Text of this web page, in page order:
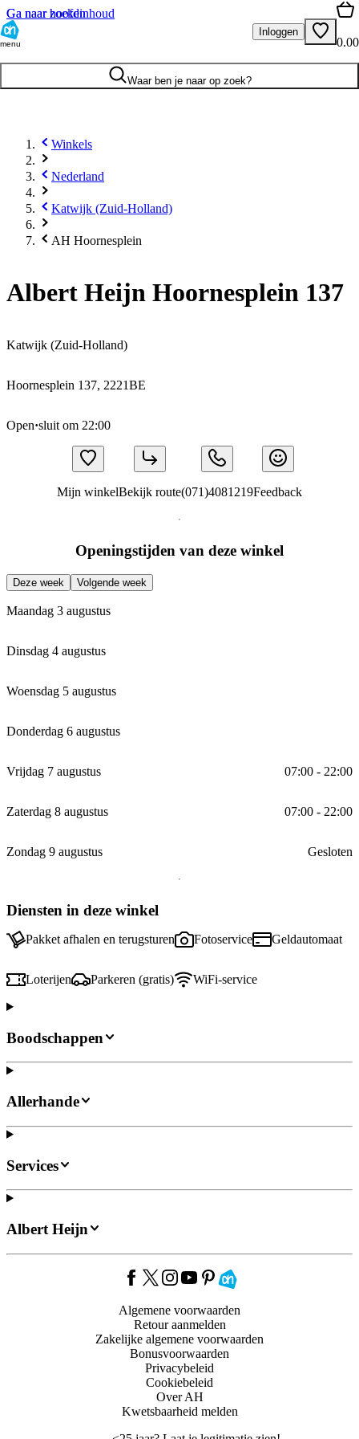
Ga naar hoofdinhoud
Ga naar zoeken
menu
Inloggen
0.00
Waar ben je naar op zoek?
Winkels
Nederland
Katwijk (Zuid-Holland)
AH Hoornesplein
Albert Heijn Hoornesplein 137
Katwijk (Zuid-Holland)
Hoornesplein 137, 2221BE
Open·sluit om 22:00
Mijn winkelBekijk route(071)4081219Feedback
Openingstijden van deze winkel
Deze week Volgende week
Maandag 3 augustus
Dinsdag 4 augustus
Woensdag 5 augustus
Donderdag 6 augustus
Vrijdag 7 augustus 07:00 - 22:00
Zaterdag 8 augustus 07:00 - 22:00
Zondag 9 augustus Gesloten
Diensten in deze winkel
Pakket afhalen en terugsturen Fotoservice Geldautomaat
Loterijen Parkeren (gratis) WiFi-service
Boodschappen
Allerhande
Services
Albert Heijn
Algemene voorwaarden
Retour aanmelden
Zakelijke algemene voorwaarden
Bonusvoorwaarden
Privacybeleid
Cookiebeleid
Over AH
Kwetsbaarheid melden